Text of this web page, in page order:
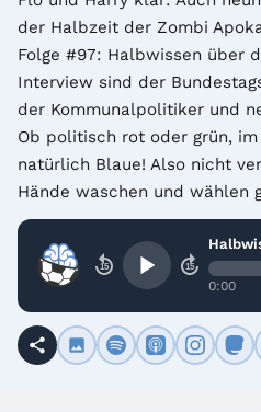
der Halbzeit der Zombi
Folge #97: Halbwissen über
Interview sind der
der Kommunalpolitiker und
Ob politisch rot oder grün,
natürlich Blaue! Also nicht
Hände waschen und wählen
15 15
0:00